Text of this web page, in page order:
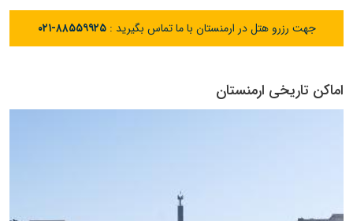
جهت رزرو هتل در ارمنستان با ما تماس بگیرید :۰۲۱-۸۸۵۵۹۹۲۵
اماکن تاریخی ارمنستان